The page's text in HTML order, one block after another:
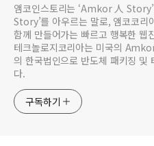
앰코인스토리는 ‘Amkor 人
Story’를 아우르는 말로, 앰코코리
함께 만들어가는 빠르고 행복한 웹
테크놀로지코리아는 미국의
의 한국법인으로 반도체 패키징 및
다.
구독하기